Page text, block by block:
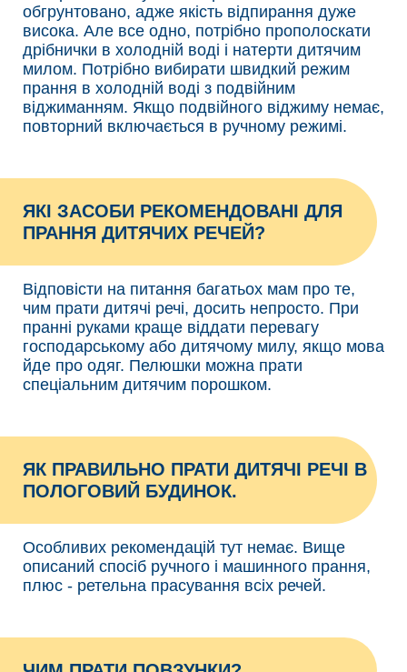
обгрунтовано, адже якість відпирання дуже
висока. Але все одно, потрібно прополоскати
дрібнички в холодній воді і натерти дитячим
милом. Потрібно вибирати швидкий режим
прання в холодній воді з подвійним
віджиманням. Якщо подвійного віджиму немає,
повторний включається в ручному режимі.
ЯКІ ЗАСОБИ РЕКОМЕНДОВАНІ ДЛЯ
ПРАННЯ ДИТЯЧИХ РЕЧЕЙ?
Відповісти на питання багатьох мам про те,
чим прати дитячі речі, досить непросто. При
пранні руками краще віддати перевагу
господарському або дитячому милу, якщо мова
йде про одяг. Пелюшки можна прати
спеціальним дитячим порошком.
ЯК ПРАВИЛЬНО ПРАТИ ДИТЯЧІ РЕЧІ В
ПОЛОГОВИЙ БУДИНОК.
Особливих рекомендацій тут немає. Вище
описаний спосіб ручного і машинного прання,
плюс - ретельна прасування всіх речей.